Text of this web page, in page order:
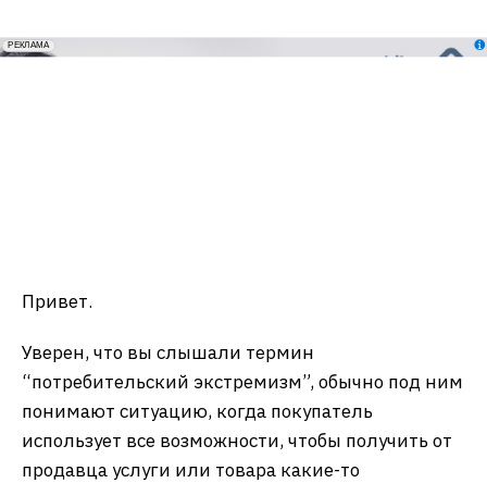
erid: 2VfnxxmNzs5
РЕКЛАМА
Привет.
Уверен, что вы слышали термин
“потребительский экстремизм”, обычно под ним
понимают ситуацию, когда покупатель
использует все возможности, чтобы получить от
продавца услуги или товара какие-то